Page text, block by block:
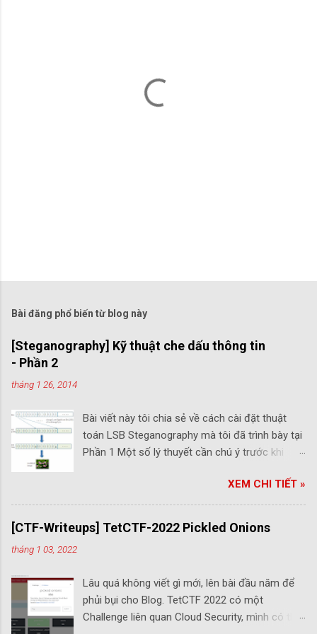
Bài đăng phổ biến từ blog này
[Steganography] Kỹ thuật che dấu thông tin
- Phần 2
tháng 1 26, 2014
Bài viết này tôi chia sẻ về cách cài đặt thuật
toán LSB Steganography mà tôi đã trình bày tại
Phần 1 Một số lý thuyết cần chú ý trước khi
rộng là W, chiều cao là H nên số điểm ảnh
(pixel) là W x H, chúng ta sẽ có một ma trận
các pixel có H dòng và W cột (W x H) Mỗi pixel
có một giá trị màu RGB (Red – Green – Blue),
256 3 tổ hợp màu khác nhau có thể được tạo
ra. Ví dụ: Màu đỏ R có giá trị RGB là (255, 0, 0);
Xanh lá cây G (0,255,0); màu vàng Yello
XEM CHI TIẾT »
[CTF-Writeups] TetCTF-2022 Pickled Onions
tháng 1 03, 2022
Lâu quá không viết gì mới, lên bài đầu năm để
phủi bụi cho Blog. TetCTF 2022 có một
Challenge liên quan Cloud Security, mình có thử